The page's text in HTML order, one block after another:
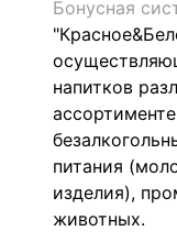
Бонусная
напитков
питания
изделия),
животных.